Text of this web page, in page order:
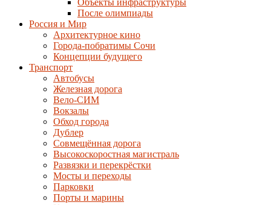
Объекты инфраструктуры
После олимпиады
Россия и Мир
Архитектурное кино
Города-побратимы Сочи
Концепции будущего
Транспорт
Автобусы
Железная дорога
Вело-СИМ
Вокзалы
Обход города
Дублер
Совмещённая дорога
Высокоскоростная магистраль
Развязки и перекрёстки
Мосты и переходы
Парковки
Порты и марины